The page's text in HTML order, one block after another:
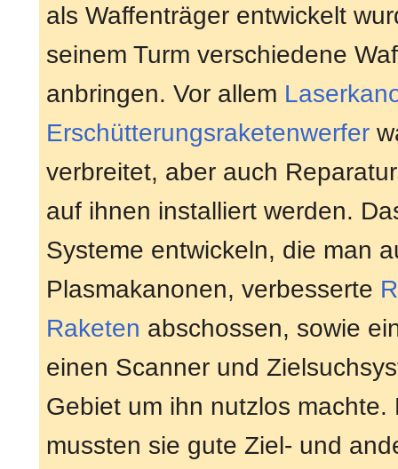
als Waffenträger entwickelt
seinem Turm verschiedene
anbringen. Vor allem
Erschütterungsraketenwerfer
verbreitet, aber auch
auf ihnen installiert werden.
Systeme entwickeln, die man
Plasmakanonen, verbesserte
Raketen abschossen, sowie
einen Scanner und
Gebiet um ihn nutzlos
mussten sie gute Ziel- und